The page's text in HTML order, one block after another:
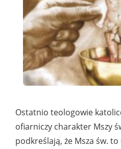
Ostatnio teologowie
ofiarniczy charakter Mszy
podkreślają, że Msza św.